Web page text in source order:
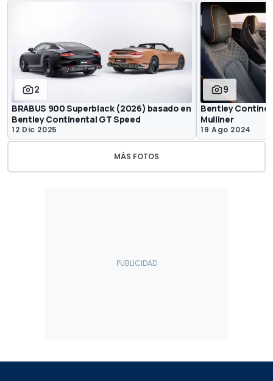
2
BRABUS 900 Superblack (2026) basado en
Bentley Continental GT Speed
12 Dic 2025
9
Bentley
Mulliner
19 Ago 2024
MÁS FOTOS